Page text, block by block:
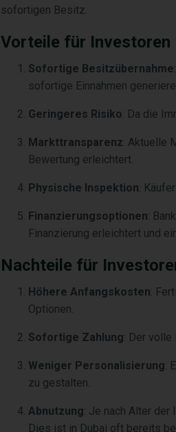
sofortigen Besitz.
Vorteile für Investoren
Sofortige Besitzübernahme
sofortige Einnahmen
Geringeres Risiko: Da die
Markttransparenz: Aktuelle
Bewertung erleichtert.
Physische Inspektion:
Finanzierungsoptionen:
Finanzierung erleichtert und
Nachteile für
Höhere Anfangskosten:
Optionen.
Sofortige Zahlung: Der
Weniger Personalisierung:
zu gestalten.
Abnutzung: Je nach Alter der
Dies ist in Dubai oft bereits